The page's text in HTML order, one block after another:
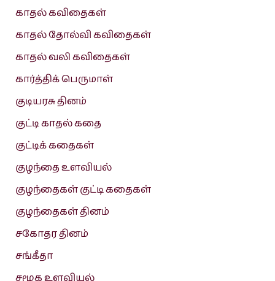
காதல் கவிதைகள்
காதல் தோல்வி கவிதைகள்
காதல் வலி கவிதைகள்
கார்த்திக் பெருமாள்
குடியரசு தினம்
குட்டி காதல் கதை
குட்டிக் கதைகள்
குழந்தை உளவியல்
குழந்தைகள் குட்டி கதைகள்
குழந்தைகள் தினம்
சகோதர தினம்
சங்கீதா